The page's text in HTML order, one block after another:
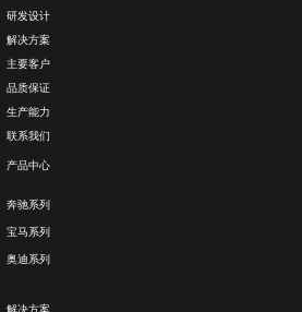
研发设计
解决方案
主要客户
品质保证
生产能力
联系我们
产品中心
奔驰系列
宝马系列
奥迪系列
解决方案